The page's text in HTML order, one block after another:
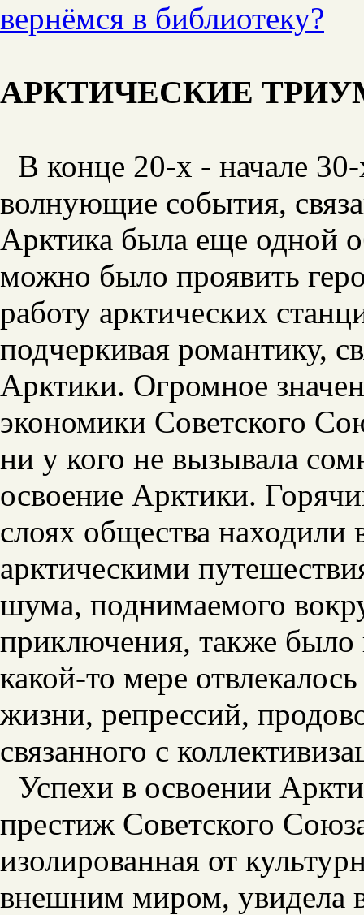
вернёмся в библиотеку?
АРКТИЧЕСКИЕ
В конце 20-х - начале
волнующие события,
Арктика была еще одной
можно было проявить
работу арктических
подчеркивая романтику,
Арктики. Огромное
экономики Советского
ни у кого не вызывала
освоение Арктики.
слоях общества находили
арктическими
шума, поднимаемого
приключения, также
какой-то мере
жизни, репрессий,
связанного с
Успехи в освоении
престиж Советского
изолированная от
внешним миром, увидела